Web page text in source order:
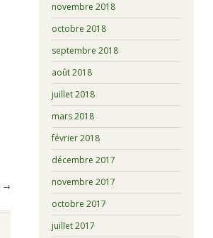
→
novembre 2018
octobre 2018
septembre 2018
août 2018
juillet 2018
mars 2018
février 2018
décembre 2017
novembre 2017
octobre 2017
juillet 2017